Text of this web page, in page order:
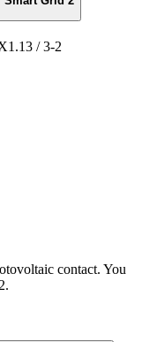
/ 3-2
contact. You